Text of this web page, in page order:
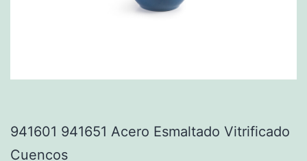
941601 941651 Acero Esmaltado Vitrificado
Cuencos